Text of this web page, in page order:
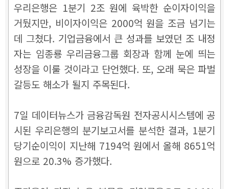
우리은행은 1분기 2조 원에 육박한 순이자이익을
거뒀지만, 비이자이익은 2000억 원을 조금 넘기는
데 그쳤다. 기업금융에서 큰 성과를 보였던 조 내정
자는 임종룡 우리금융그룹 회장과 함께 눈에 띄는
성장을 이룰 것이라고 단언했다. 또, 오래 묵은 파벌
갈등도 해소가 될지 주목된다.
7일 데이터뉴스가 금융감독원 전자공시시스템에 공
시된 우리은행의 분기보고서를 분석한 결과, 1분기
당기순이익이 지난해 7194억 원에서 올해 8651억
원으로 20.3% 증가했다.